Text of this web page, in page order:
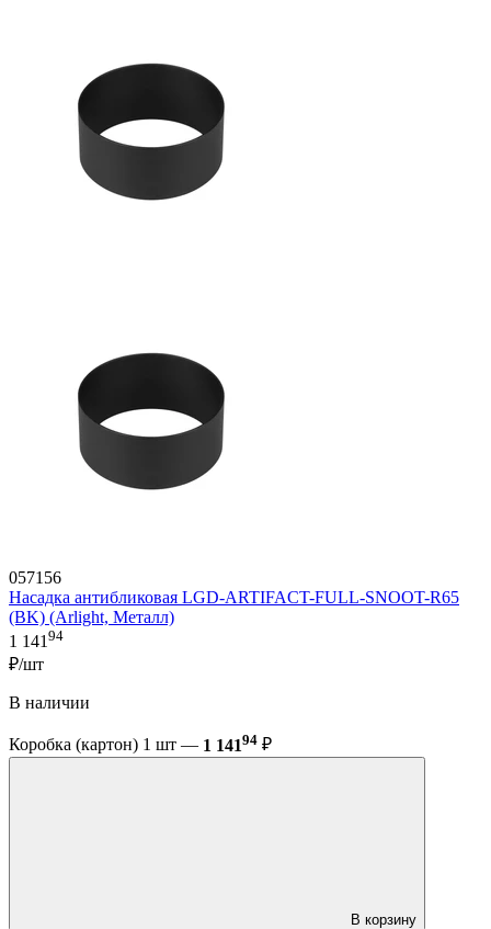
057156
Насадка антибликовая LGD-ARTIFACT-FULL-SNOOT-R65
(BK) (Arlight, Металл)
1 141 94
₽/шт
В наличии
Коробка (картон) 1 шт — 1 14194 ₽
В корзину